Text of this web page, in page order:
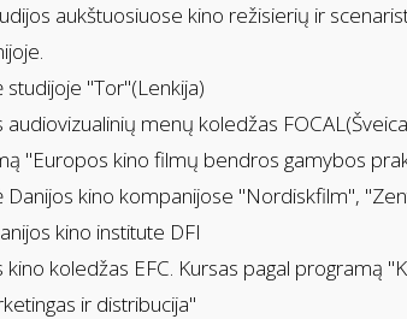
aukštuosiuose kino režisierių ir
"Tor"(Lenkija)
menų koledžas
"Europos kino filmų bendros gamybos
Danijos kino kompanijose "Nordiskfilm",
kino institute DFI
koledžas EFC. Kursas pagal programą
ir distribucija"